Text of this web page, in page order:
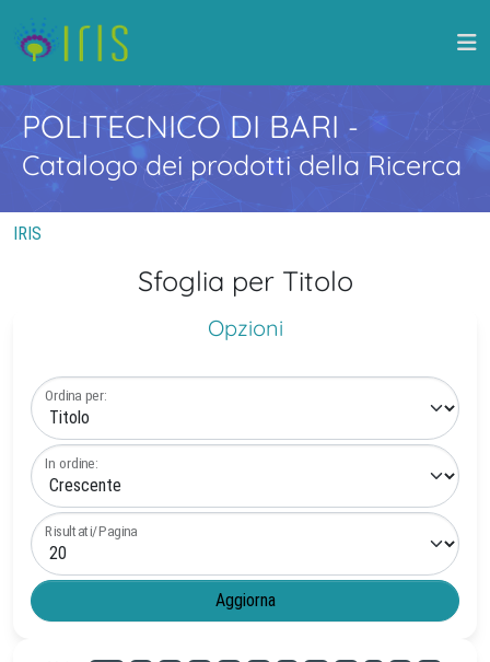
POLITECNICO DI BARI -
Catalogo dei prodotti della Ricerca
IRIS
Sfoglia per Titolo
Opzioni
Ordina per:
In ordine:
Risultati/Pagina